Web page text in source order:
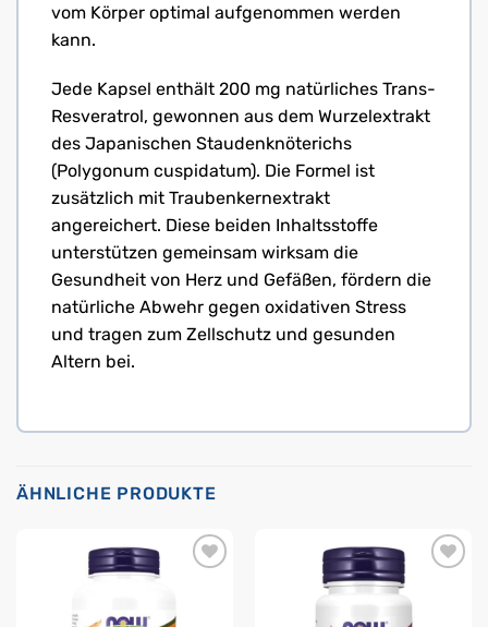
vom Körper optimal aufgenommen werden
kann.
Jede Kapsel enthält 200 mg natürliches Trans-
Resveratrol, gewonnen aus dem Wurzelextrakt
des Japanischen Staudenknöterichs
(Polygonum cuspidatum). Die Formel ist
zusätzlich mit Traubenkernextrakt
angereichert. Diese beiden Inhaltsstoffe
unterstützen gemeinsam wirksam die
Gesundheit von Herz und Gefäßen, fördern die
natürliche Abwehr gegen oxidativen Stress
und tragen zum Zellschutz und gesunden
Altern bei.
ÄHNLICHE PRODUKTE